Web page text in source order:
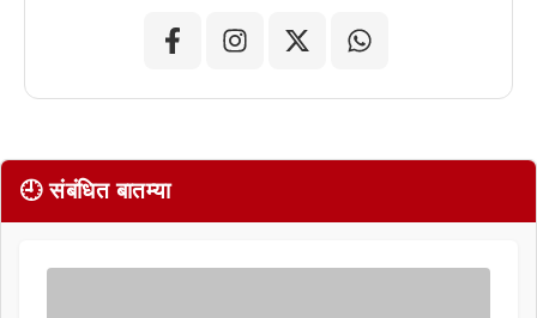
🕘 संबंधित बातम्या